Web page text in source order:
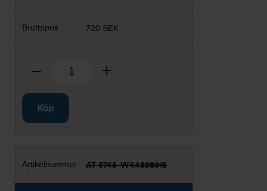
720 SEK
Ta bort
Köp
AT 5745-W44898915